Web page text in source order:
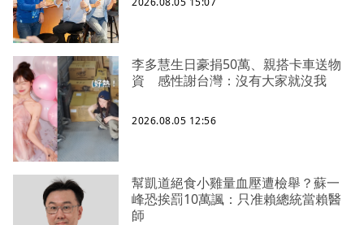
李多慧生日豪捐50萬、親搭卡車送物
資 感性謝台灣：沒有大家就沒我
2026.08.05 12:56
幫凱道絕食小雞量血壓遭檢舉？蘇一
峰恐挨罰10萬諷：只准賴總統當賴醫
師